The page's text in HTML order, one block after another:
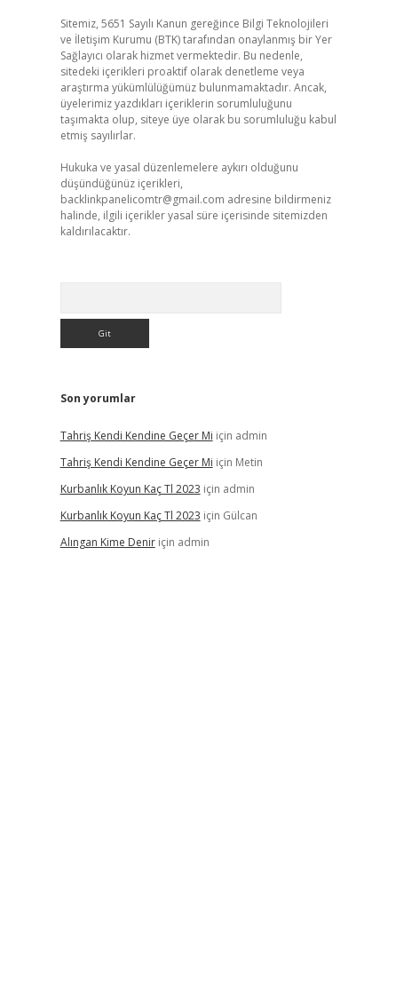
Sitemiz, 5651 Sayılı Kanun gereğince Bilgi Teknolojileri
ve İletişim Kurumu (BTK) tarafından onaylanmış bir Yer
Sağlayıcı olarak hizmet vermektedir. Bu nedenle,
sitedeki içerikleri proaktif olarak denetleme veya
araştırma yükümlülüğümüz bulunmamaktadır. Ancak,
üyelerimiz yazdıkları içeriklerin sorumluluğunu
taşımakta olup, siteye üye olarak bu sorumluluğu kabul
etmiş sayılırlar.
Hukuka ve yasal düzenlemelere aykırı olduğunu
düşündüğünüz içerikleri,
backlinkpanelicomtr@gmail.com adresine bildirmeniz
halinde, ilgili içerikler yasal süre içerisinde sitemizden
kaldırılacaktır.
Son yorumlar
Tahriş Kendi Kendine Geçer Mi için admin
Tahriş Kendi Kendine Geçer Mi için Metin
Kurbanlık Koyun Kaç Tl 2023 için admin
Kurbanlık Koyun Kaç Tl 2023 için Gülcan
Alıngan Kime Deniriçin admin